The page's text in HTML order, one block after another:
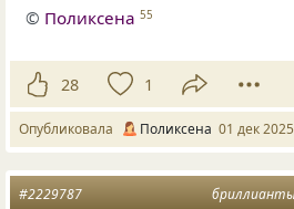
© Поликсена 55
28 1
Опубликовала Поликсена 01 дек 2025
#2229787